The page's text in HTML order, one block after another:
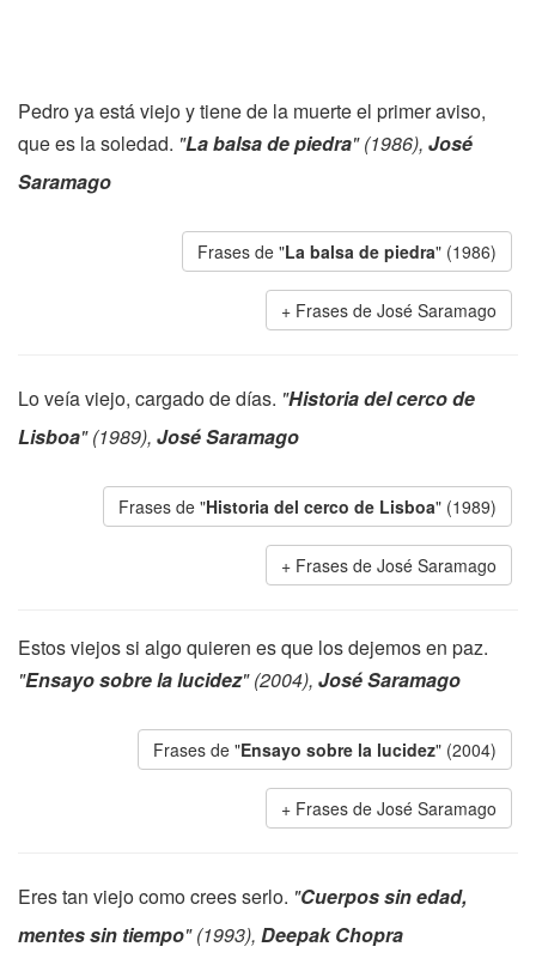
Pedro ya está viejo y tiene de la muerte el primer aviso,
que es la soledad. "La balsa de piedra" (1986), José
Saramago
Frases de "La balsa de piedra" (1986)
Frases de José Saramago
Lo veía viejo, cargado de días. "Historia del cerco de
Lisboa" (1989), José Saramago
Frases de "Historia del cerco de Lisboa" (1989)
Frases de José Saramago
Estos viejos si algo quieren es que los dejemos en paz.
"Ensayo sobre la lucidez" (2004), José Saramago
Frases de "Ensayo sobre la lucidez" (2004)
Frases de José Saramago
Eres tan viejo como crees serlo. "Cuerpos sin edad,
mentes sin tiempo" (1993), Deepak Chopra